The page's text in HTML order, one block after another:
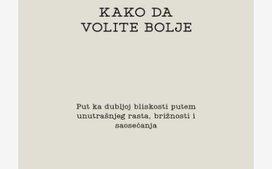
KAKO DA VOLITE BOLJE